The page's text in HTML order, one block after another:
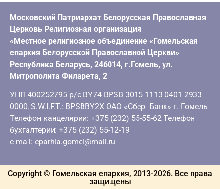
Московский Патриархат Белорусская Православная
Церковь Религиозная организация
«Местное религиозное объединение «Гомельская
епархия Белорусской Православной Церкви»
Республика Беларусь, 246014, г.Гомель, ул.
Митрополита Филарета, 2
УНП 400252795 р/с BY74 BPSB 3015 1113 0401 2933
0000, S.W.I.F.T.: BPSBBY2X ОАО «Сбер Банк» г. Гомель
Телефон канцелярии: +375 (232) 55-55-62 Телефон
бухгалтерии: +375 (232) 55-12-19
e-mail: eparhia.gomel@mail.ru
Copyright © Гомельская епархия, 2013-2026. Все права
защищены